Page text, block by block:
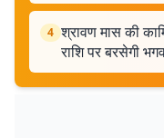
4 श्रावण मास की
राशि पर बरसेगी